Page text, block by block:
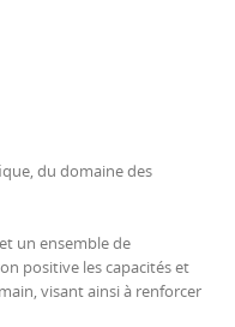
du domaine des
un ensemble de
positive les capacités et
visant ainsi à renforcer